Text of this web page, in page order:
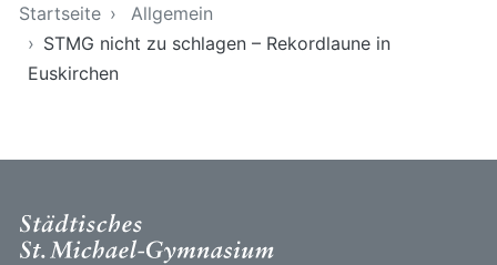
Startseite
Allgemein
STMG nicht zu schlagen – Rekordlaune in
Euskirchen